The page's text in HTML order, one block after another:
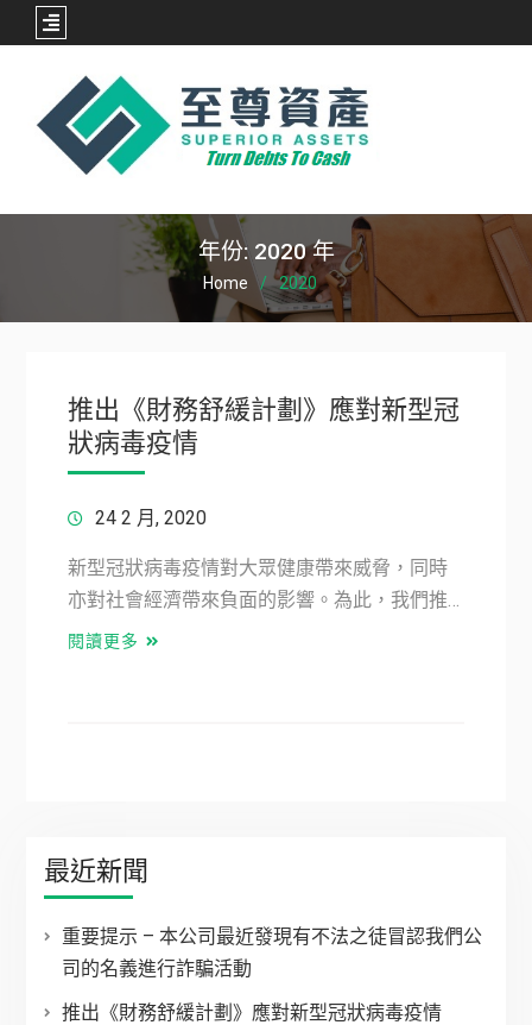
content
年份: 2020 年
Home 2020
推出《財務舒緩計劃》應對新型冠
狀病毒疫情
24 2 月, 2020
新型冠狀病毒疫情對大眾健康帶來威脅，同時
亦對社會經濟帶來負面的影響。為此，我們推…
閱讀更多
最近新聞
重要提示 – 本公司最近發現有不法之徒冒認我們公
司的名義進行詐騙活動
推出《財務舒緩計劃》應對新型冠狀病毒疫情